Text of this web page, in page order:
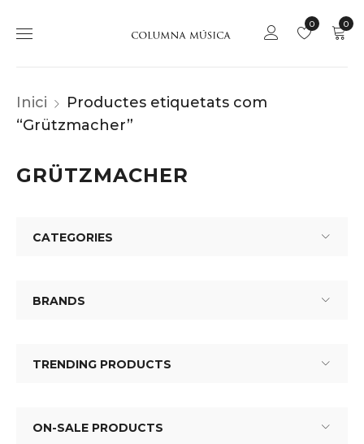
0
0
Inici
Productes etiquetats com
“Grützmacher”
GRÜTZMACHER
CATEGORIES
BRANDS
TRENDING PRODUCTS
ON-SALE PRODUCTS